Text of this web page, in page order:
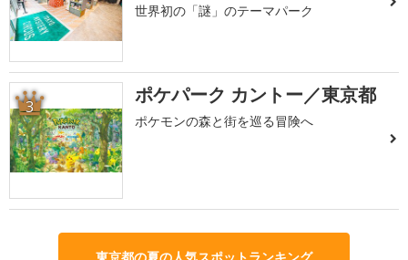
世界初の「謎」のテーマパーク
3 ポケパーク カントー／東京都
ポケモンの森と街を巡る冒険へ
東京都の夏の人気スポットランキング